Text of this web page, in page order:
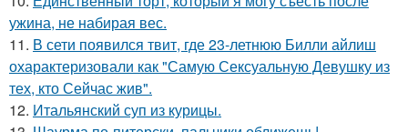
ужина, не набирая вес.
11. В сети появился твит, где 23-летнюю Билли айлиш
охарактеризовали как "Самую Сексуальную Девушку из
тех, кто Сейчас жив".
12. Итальянский суп из курицы.